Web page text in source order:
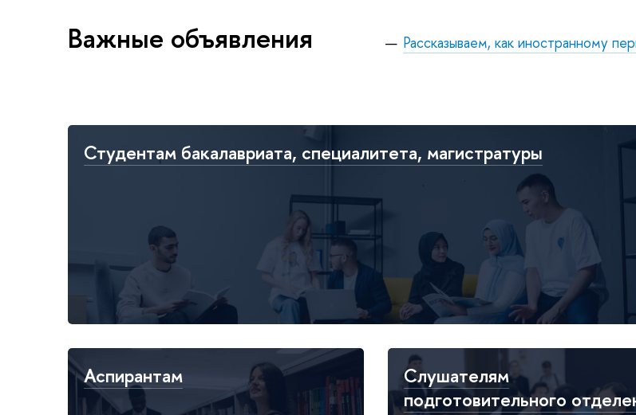
Важные объявления Рассказываем, как иностранному
Студентам бакалавриата, специалитета, магистратуры
Аспирантам
Слушателям
подготовительного